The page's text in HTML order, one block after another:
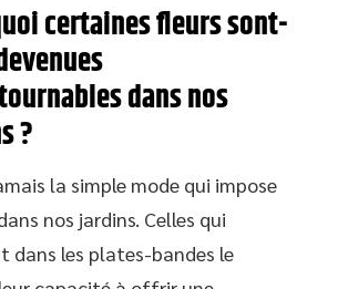
certaines fleurs sont-
dans nos
?
la simple mode qui impose
nos jardins. Celles qui
dans les plates-bandes le